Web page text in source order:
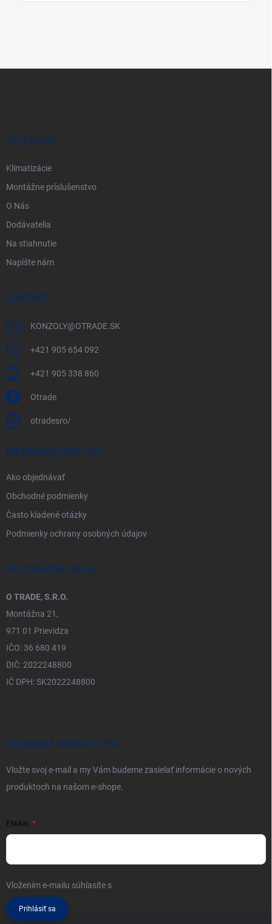
KATEGÓRIE
Klimatizácie
Montážne príslušenstvo
O Nás
Dodávatelia
Na stiahnutie
Napíšte nám
KONTAKT
KONZOLY@OTRADE.SK
+421 905 654 092
+421 905 338 860
Otrade
otradesro/
INFORMÁCIE PRE VÁS
Ako objednávať
Obchodné podmienky
Často kladené otázky
Podmienky ochrany osobných údajov
FAKTURAČNÉ ÚDAJE
O TRADE, S.R.O.
Montážna 21,
971 01 Prievidza
IČO: 36 680 419
DIČ: 2022248800
IČ DPH: SK2022248800
ODOBERAŤ NEWSLETTER
Vložte svoj e-mail a my Vám budeme zasielať informácie o nových
produktoch na našom e-shope.
EMAIL
Vložením e-mailu súhlasíte s
Prihlásiť sa